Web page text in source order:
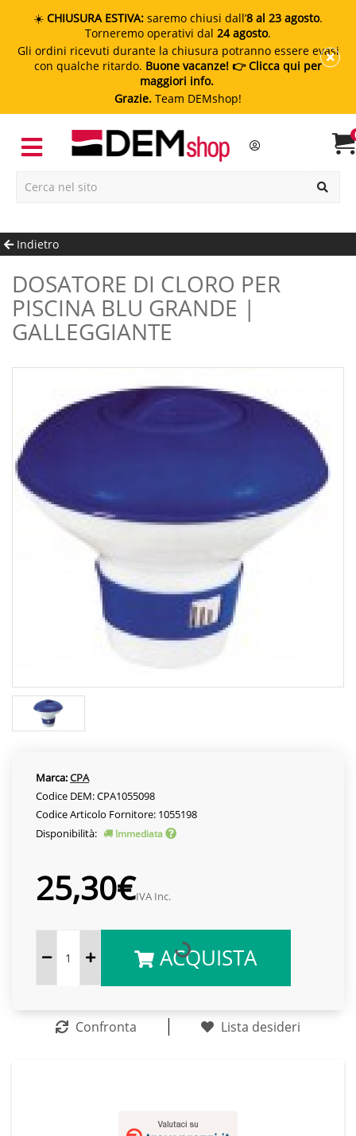
☀️ CHIUSURA ESTIVA: saremo chiusi dall’8 al 23 agosto.
Torneremo operativi dal 24 agosto.
Gli ordini ricevuti durante la chiusura potranno essere evasi
con qualche ritardo. Buone vacanze! 👉 Clicca qui per
maggiori info.
Grazie. Team DEMshop!
Indietro
DOSATORE DI CLORO PER
PISCINA BLU GRANDE |
GALLEGGIANTE
Marca:CPA
Codice DEM: CPA1055098
Codice Articolo Fornitore: 1055198
Disponibilità:
Immediata
25,30€IVA Inc.
ACQUISTA
Confronta Lista desideri